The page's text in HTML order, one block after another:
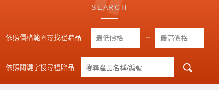
SEARCH
依照價格範圍尋找禮贈品 ~
依照關鍵字搜尋禮贈品